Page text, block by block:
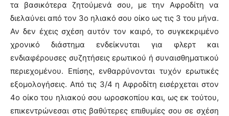
τα βασικότερα ζητούμενά σου, με την Αφροδίτη να
διελαύνει από τον 3ο ηλιακό σου οίκο ως τις 3 του μήνα.
Αν δεν έχεις σχέση αυτόν τον καιρό, το συγκεκριμένο
χρονικό διάστημα ενδείκνυται για φλερτ και
ενδιαφέρουσες συζητήσεις ερωτικού ή συναισθηματικού
περιεχομένου. Επίσης, ενθαρρύνονται τυχόν ερωτικές
εξομολογήσεις. Από τις 3/4 η Αφροδίτη εισέρχεται στον
4ο οίκο του ηλιακού σου ωροσκοπίου και, ως εκ τούτου,
επικεντρώνεσαι στις βαθύτερες επιθυμίες σου σε σχέση